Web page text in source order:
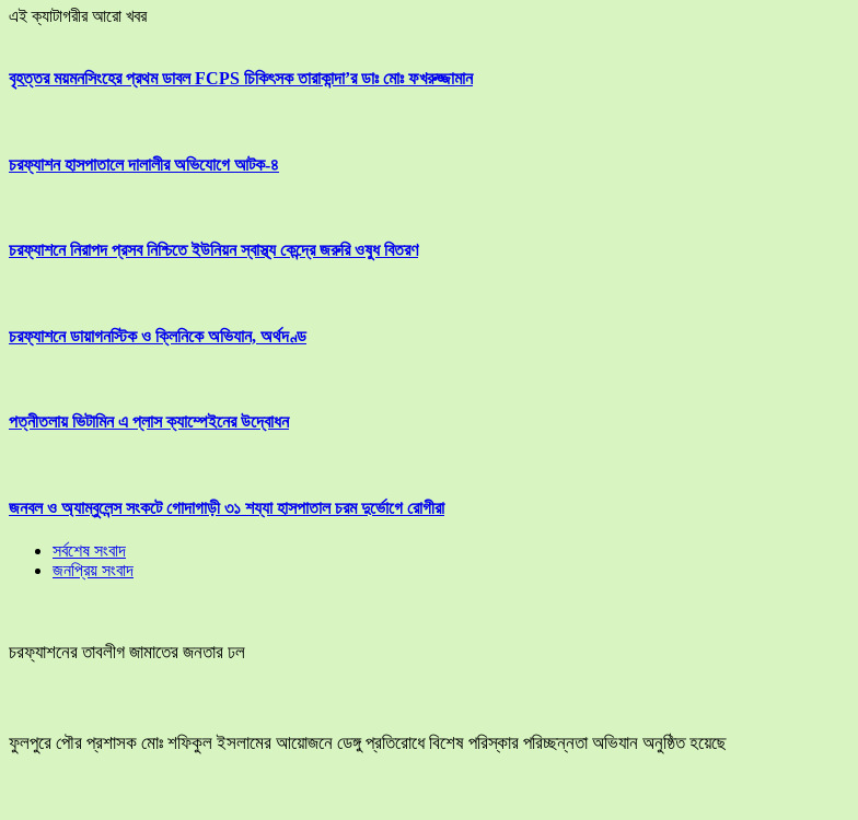
এই ক্যাটাগরীর আরো খবর
বৃহত্তর ময়মনসিংহের প্রথম ডাবল FCPS চিকিৎসক তারাকান্দা’র ডাঃ মোঃ ফখরুজ্জামান
চরফ্যাশন হাসপাতালে দালালীর অভিযোগে আটক-৪
চরফ্যাশনে নিরাপদ প্রসব নিশ্চিতে ইউনিয়ন স্বাস্থ্য কেন্দ্রে জরুরি ওষুধ বিতরণ
চরফ্যাশনে ডায়াগনস্টিক ও ক্লিনিকে অভিযান, অর্থদণ্ড
পত্নীতলায় ভিটামিন এ প্লাস ক্যাম্পেইনের উদ্বোধন
জনবল ও অ্যাম্বুলেন্স সংকটে গোদাগাড়ী ৩১ শয্যা হাসপাতাল চরম দুর্ভোগে রোগীরা
সর্বশেষ সংবাদ
জনপ্রিয় সংবাদ
চরফ্যাশনের তাবলীগ জামাতের জনতার ঢল
ফুলপুরে পৌর প্রশাসক মোঃ শফিকুল ইসলামের আয়োজনে ডেঙ্গু প্রতিরোধে বিশেষ পরিস্কার পরিচ্ছন্নতা অভিযান অনুষ্ঠিত হয়েছে